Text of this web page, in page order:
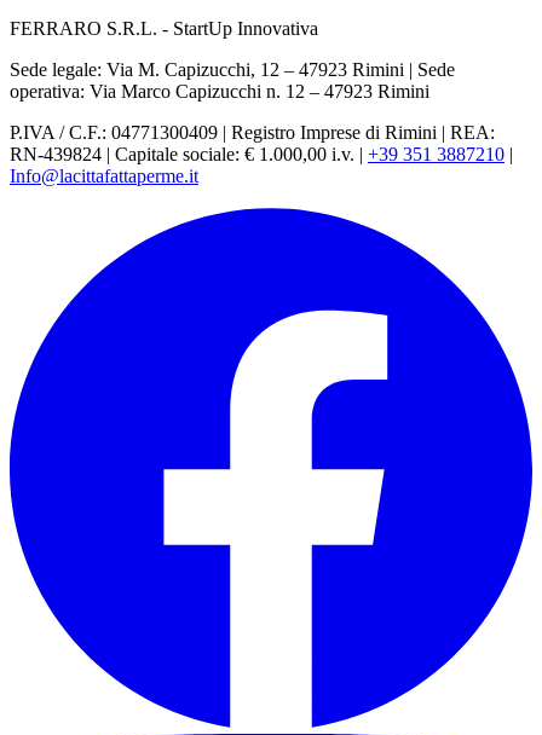
FERRARO S.R.L. - StartUp Innovativa
Sede legale: Via M. Capizucchi, 12 – 47923 Rimini | Sede
operativa: Via Marco Capizucchi n. 12 – 47923 Rimini
P.IVA / C.F.: 04771300409 | Registro Imprese di Rimini | REA:
RN-439824 | Capitale sociale: € 1.000,00 i.v. | +39 351 3887210 |
Info@lacittafattaperme.it